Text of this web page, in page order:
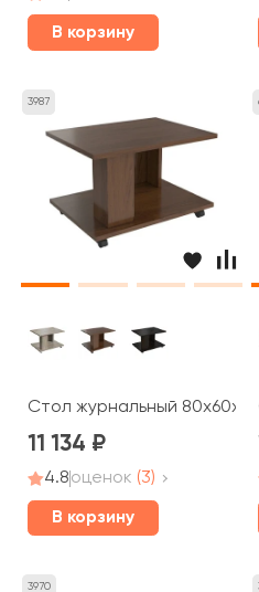
В корзину
3987
Стол журнальный
11 134
4.8оценок (3)
В корзину
3970